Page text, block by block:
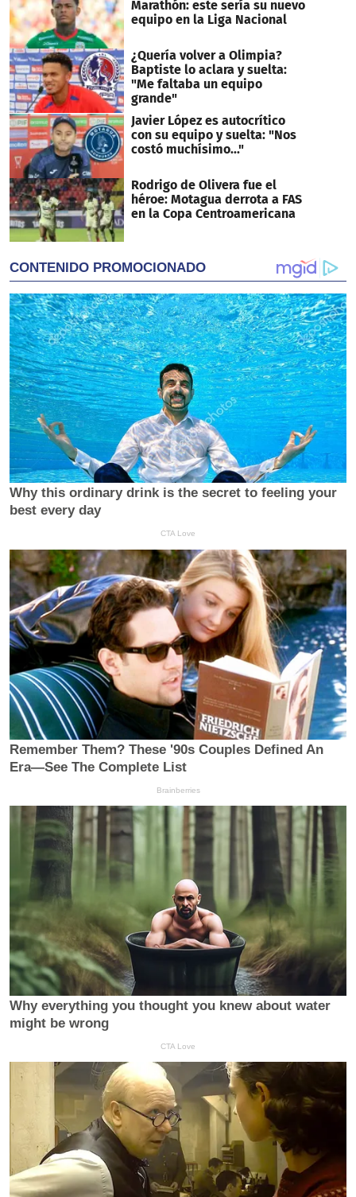
Marathón: este sería su nuevo
equipo en la Liga Nacional
¿Quería volver a Olimpia?
Baptiste lo aclara y suelta:
"Me faltaba un equipo
grande"
Javier López es autocrítico
con su equipo y suelta: "Nos
costó muchísimo..."
Rodrigo de Olivera fue el
héroe: Motagua derrota a FAS
en la Copa Centroamericana